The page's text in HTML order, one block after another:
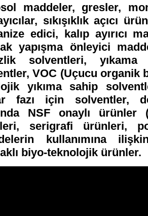
maddeler, gresler,
sıkışıklık açıcı
edici, kalıp ayırıcı
yapışma önleyici
solventleri,
VOC (Uçucu organik
yıkıma sahip
fazı için solventler,
NSF onaylı ürünler
serigrafi ürünleri,
kullanımına
biyo-teknolojik ürünler.